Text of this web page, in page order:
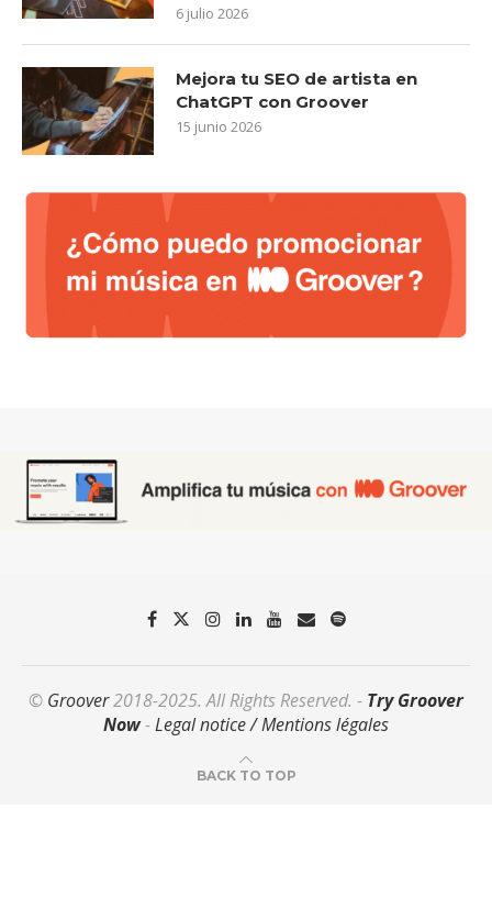
6 julio 2026
Mejora tu SEO de artista en
ChatGPT con Groover
15 junio 2026
© Groover2018-2025. All Rights Reserved. - Try Groover
Now-Legal notice / Mentions légales
BACK TO TOP